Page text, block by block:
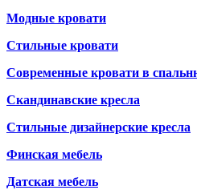
Модные кровати
Стильные кровати
Современные кровати в
Скандинавские кресла
Стильные дизайнерские кресла
Финская мебель
Датская мебель